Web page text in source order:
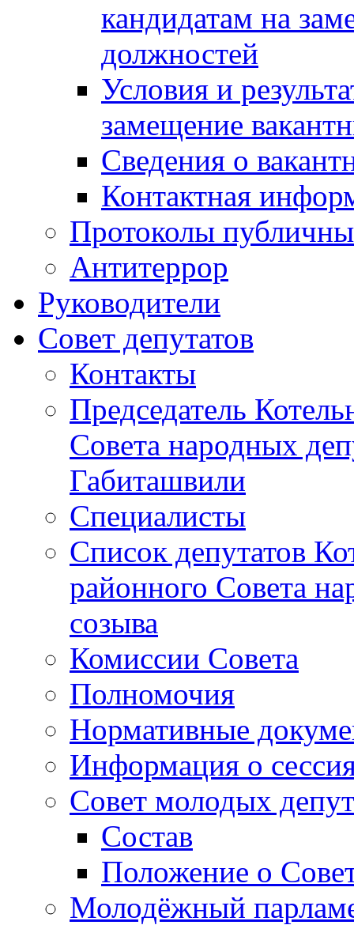
кандидатам на
должностей
Условия и
замещение
Сведения о
Контактная
Протоколы
Антитеррор
Руководители
Совет депутатов
Контакты
Председатель
Совета народных
Габиташвили
Специалисты
Список депутатов
районного Совета
созыва
Комиссии Совета
Полномочия
Нормативные
Информация о
Совет молодых
Состав
Положение о
Молодёжный